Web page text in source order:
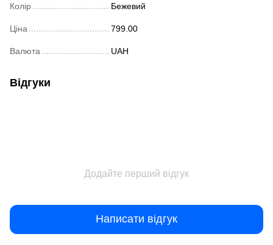
Колір Бежевий
Ціна 799.00
Валюта UAH
Відгуки
Додайте перший відгук
Написати відгук